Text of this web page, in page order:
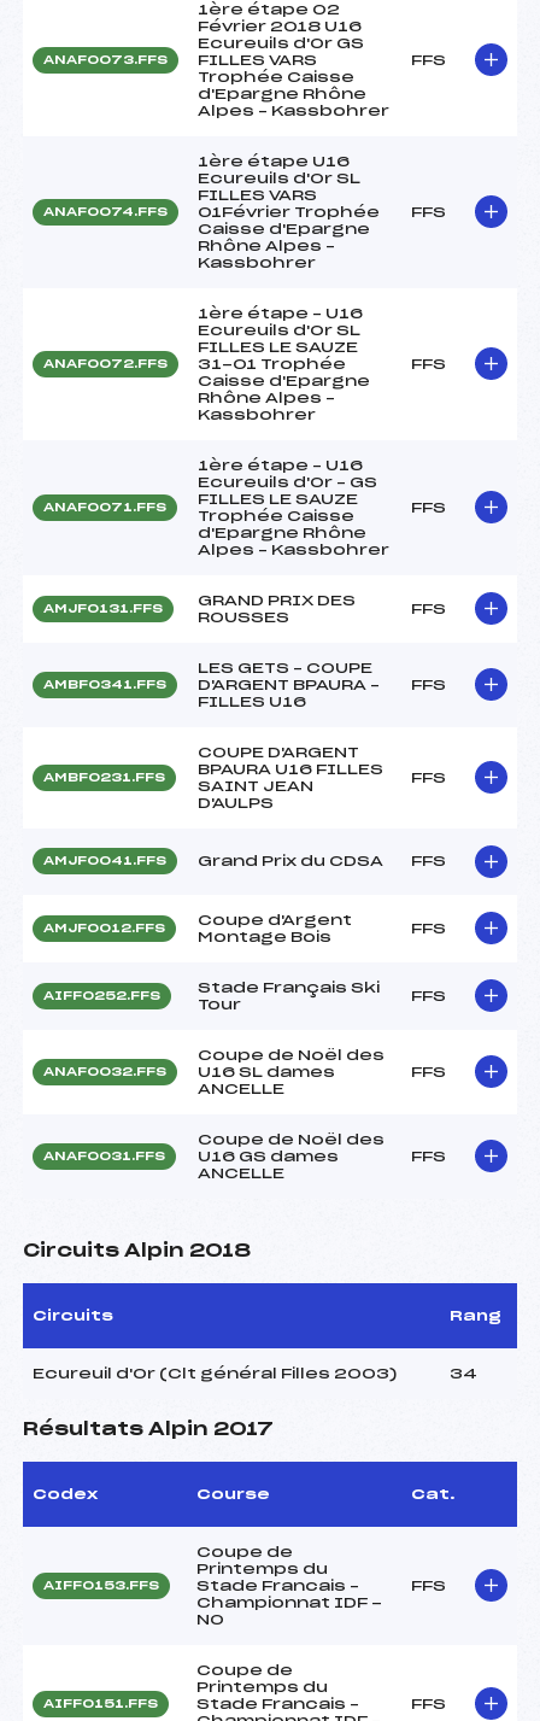
ANAF0073.FFS
1ère étape 02
Février 2018 U16
Ecureuils d'Or GS
FILLES VARS
Trophée Caisse
d'Epargne Rhône
Alpes – Kassbohrer
FFS
ANAF0074.FFS
1ère étape U16
Ecureuils d'Or SL
FILLES VARS
01Février Trophée
Caisse d'Epargne
Rhône Alpes –
Kassbohrer
FFS
ANAF0072.FFS
1ère étape – U16
Ecureuils d'Or SL
FILLES LE SAUZE
31-01 Trophée
Caisse d'Epargne
Rhône Alpes –
Kassbohrer
FFS
ANAF0071.FFS
1ère étape – U16
Ecureuils d'Or – GS
FILLES LE SAUZE
Trophée Caisse
d'Epargne Rhône
Alpes – Kassbohrer
FFS
AMJF0131.FFS
GRAND PRIX DES
ROUSSES
FFS
AMBF0341.FFS
LES GETS – COUPE
D'ARGENT BPAURA –
FILLES U16
FFS
AMBF0231.FFS
COUPE D'ARGENT
BPAURA U16 FILLES
SAINT JEAN
D'AULPS
FFS
AMJF0041.FFS Grand Prix du CDSA FFS
AMJF0012.FFS
Coupe d'Argent
Montage Bois
FFS
AIFF0252.FFS
Stade Français Ski
Tour
FFS
ANAF0032.FFS
Coupe de Noël des
U16 SL dames
ANCELLE
FFS
ANAF0031.FFS
Coupe de Noël des
U16 GS dames
ANCELLE
FFS
Circuits Alpin 2018
Circuits Rang
Ecureuil d'Or (Clt général Filles 2003) 34
Résultats Alpin 2017
Codex Course Cat.
AIFF0153.FFS
Coupe de
Printemps du
Stade Francais –
Championnat IDF -
NO
FFS
AIFF0151.FFS
Coupe de
Printemps du
Stade Francais –
FFS